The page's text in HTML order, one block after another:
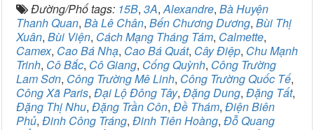
Đường/Phố tags: 15B, 3A,Alexandre, Bà Huyện
Thanh Quan, Bà Lê Chân, Bến Chương Dương, Bùi Thị
Xuân, Bùi Viện, Cách Mạng Tháng Tám, Calmette,
Camex, Cao Bá Nhạ, Cao Bá Quát, Cây Điệp, Chu Mạnh
Trinh, Cô Bắc, Cô Giang, Cống Quỳnh, Công Trường
Lam Sơn, Công Trường Mê Linh, Công Trường Quốc Tế,
Công Xã Paris, Đại Lộ Đông Tây, Đặng Dung, Đặng Tất,
Đặng Thị Nhu, Đặng Trần Côn, Đề Thám, Điện Biên
Phủ, Đinh Công Tráng, Đinh Tiên Hoàng, Đỗ Quang